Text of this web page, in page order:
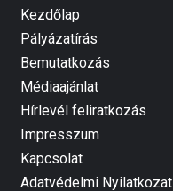
Kezdőlap
Pályázatírás
Bemutatkozás
Médiaajánlat
Hírlevél feliratkozás
Impresszum
Kapcsolat
Adatvédelmi Nyilatkozat